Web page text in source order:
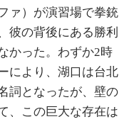
ァ）が演習場で拳銃
彼の背後にある勝利
かった。わずか2時
により、湖口は台北
詞となったが、壁の
、この巨大な存在は